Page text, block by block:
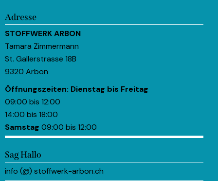
Adresse
STOFFWERK ARBON
Tamara Zimmermann
St. Gallerstrasse 18B
9320 Arbon
Öffnungszeiten: Dienstag bis Freitag
09:00 bis 12:00
14:00 bis 18:00
Samstag 09:00 bis 12:00
Sag Hallo
info (@) stoffwerk-arbon.ch